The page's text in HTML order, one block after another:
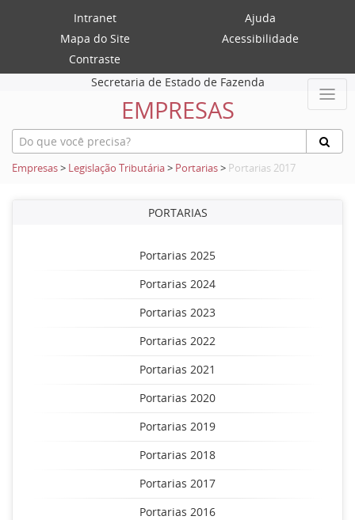
Intranet
Ajuda
Mapa do Site
Acessibilidade
Contraste
Secretaria de Estado de Fazenda
EMPRESAS
Empresas> Legislação Tributária> Portarias> Portarias 2017
PORTARIAS
Portarias 2025
Portarias 2024
Portarias 2023
Portarias 2022
Portarias 2021
Portarias 2020
Portarias 2019
Portarias 2018
Portarias 2017
Portarias 2016